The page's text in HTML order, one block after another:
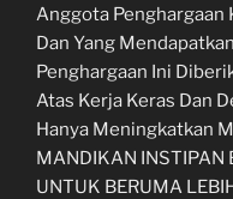
Anggota Penghargaan
Dan Yang
Penghargaan Ini
Atas Kerja Keras Dan
Hanya Meningkatkan
MANDIKAN INSTIPAN
UNTUK BERUMA